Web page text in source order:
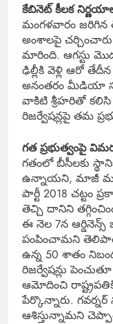
కేబినెట్ కీలక
మంగళవారం
అంశాలపై
మారింది. ఆగస్టు
ఢిల్లీకి వెళ్లి ఆరో
అనంతరం మీడియా
వాకిటి శ్రీహరితో
రిజర్వేషన్లపై తమ
గత ప్రభుత్వంపై
గతంలో బీసీలకు
ఉన్నాయని, మాజీ
పార్టీ 2018 చట్టం
తెచ్చి దానిని
ఈ నెల 7న
పంపించామని
ఉన్న 50 శాతం
రిజర్వేషన్లు
ఆమోదించి
పేర్కొన్నారు. గవర్నర్
ఆశిస్తున్నామని